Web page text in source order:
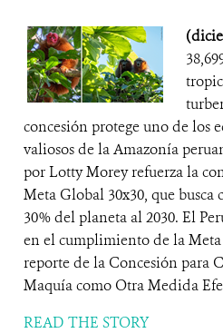
concesión protege uno de los
valiosos de la Amazonía
por Lotty Morey refuerza la
Meta Global 30x30, que busca
30% del planeta al 2030. El
en el cumplimiento de la
reporte de la Concesión para
Maquía como Otra Medida
READ THE STORY